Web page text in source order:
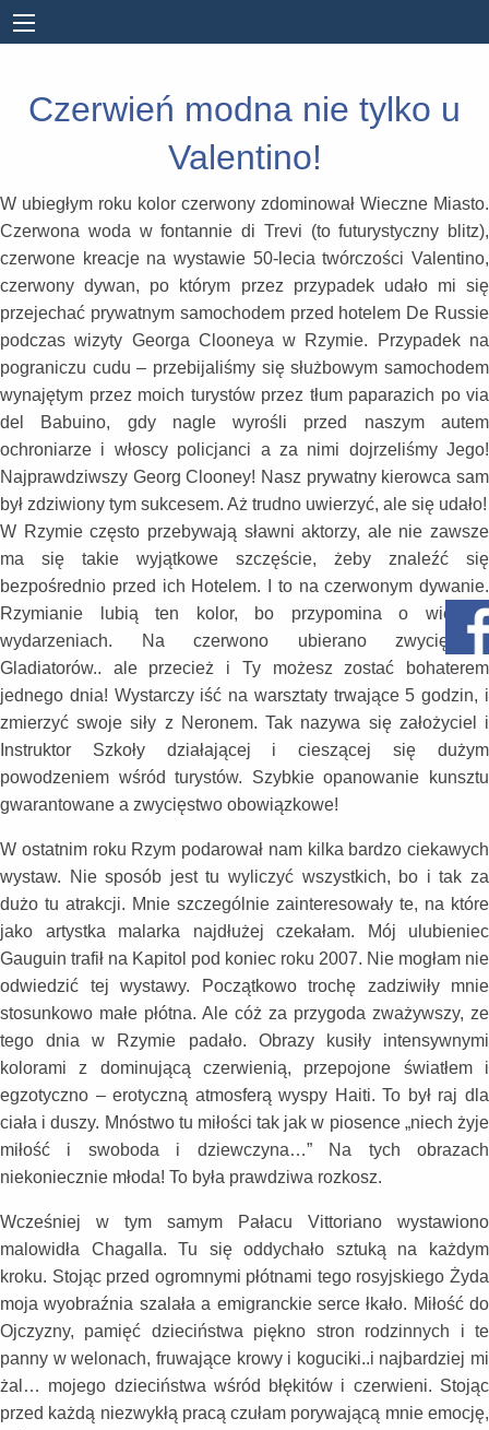
Czerwień modna nie tylko u
Valentino!
W ubiegłym roku kolor czerwony zdominował Wieczne Miasto.
Czerwona woda w fontannie di Trevi (to futurystyczny blitz),
czerwone kreacje na wystawie 50-lecia twórczości Valentino,
czerwony dywan, po którym przez przypadek udało mi się
przejechać prywatnym samochodem przed hotelem De Russie
podczas wizyty Georga Clooneya w Rzymie. Przypadek na
pograniczu cudu – przebijaliśmy się służbowym samochodem
wynajętym przez moich turystów przez tłum paparazich po via
del Babuino, gdy nagle wyrośli przed naszym autem
ochroniarze i włoscy policjanci a za nimi dojrzeliśmy Jego!
Najprawdziwszy Georg Clooney! Nasz prywatny kierowca sam
był zdziwiony tym sukcesem. Aż trudno uwierzyć, ale się udało!
W Rzymie często przebywają sławni aktorzy, ale nie zawsze
ma się takie wyjątkowe szczęście, żeby znaleźć się
bezpośrednio przed ich Hotelem. I to na czerwonym dywanie.
Rzymianie lubią ten kolor, bo przypomina o wielkich
wydarzeniach. Na czerwono ubierano zwycięskich
Gladiatorów.. ale przecież i Ty możesz zostać bohaterem
jednego dnia! Wystarczy iść na warsztaty trwające 5 godzin, i
zmierzyć swoje siły z Neronem. Tak nazywa się założyciel i
Instruktor Szkoły działającej i cieszącej się dużym
powodzeniem wśród turystów. Szybkie opanowanie kunsztu
gwarantowane a zwycięstwo obowiązkowe!
W ostatnim roku Rzym podarował nam kilka bardzo ciekawych
wystaw. Nie sposób jest tu wyliczyć wszystkich, bo i tak za
dużo tu atrakcji. Mnie szczególnie zainteresowały te, na które
jako artystka malarka najdłużej czekałam. Mój ulubieniec
Gauguin trafił na Kapitol pod koniec roku 2007. Nie mogłam nie
odwiedzić tej wystawy. Początkowo trochę zadziwiły mnie
stosunkowo małe płótna. Ale cóż za przygoda zważywszy, ze
tego dnia w Rzymie padało. Obrazy kusiły intensywnymi
kolorami z dominującą czerwienią, przepojone światłem i
egzotyczno – erotyczną atmosferą wyspy Haiti. To był raj dla
ciała i duszy. Mnóstwo tu miłości tak jak w piosence „niech żyje
miłość i swoboda i dziewczyna…” Na tych obrazach
niekoniecznie młoda! To była prawdziwa rozkosz.
Wcześniej w tym samym Pałacu Vittoriano wystawiono
malowidła Chagalla. Tu się oddychało sztuką na każdym
kroku. Stojąc przed ogromnymi płótnami tego rosyjskiego Żyda
moja wyobraźnia szalała a emigranckie serce łkało. Miłość do
Ojczyzny, pamięć dzieciństwa piękno stron rodzinnych i te
panny w welonach, fruwające krowy i koguciki..i najbardziej mi
żal… mojego dzieciństwa wśród błękitów i czerwieni. Stojąc
przed każdą niezwykłą pracą czułam porywającą mnie emocję,